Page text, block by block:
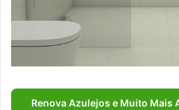
Renova Azulejos e Muito Mais